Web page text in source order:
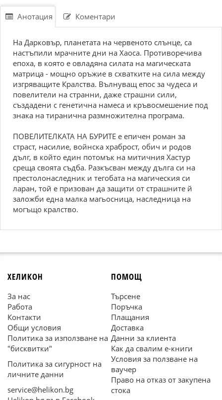
Анотация Коментари
На Дарковър, планетата на червеното слънце, са
настъпили мрачните дни на Хаоса. Противоречива
епоха, в която е овладяна силата на магическата
матрица - мощно оръжие в схватките на сила между
изгряващите Кралства. Вълнуващ епос за чудеса и
повелители на странни, даже страшни сили,
създадени с генетична намеса и кръвосмешение под
знака на тиранична размножителна програма.
ПОВЕЛИТЕЛКАТА НА БУРИТЕ е епичен роман за
страст, насилие, войнска храброст, обич и родов
дълг, в който един потомък на митичния Хастур
среща своята съдба. Разкъсван между дълга си на
престолонаследник и тегобата на магическия си
ларан, той е призован да защити от страшните й
заложби една малка магьосница, наследница на
могъщо кралство.
ХЕЛИКОН
За нас
Работа
Контакти
Общи условия
Политика за използване на
"бисквитки"
Политика за сигурност на
личните данни
service@helikon.bg
ПОМОЩ
Търсене
Поръчка
Плащания
Доставка
Данни за клиента
Как да свалим е-книги
Условия за ползване на
ваучер
Право на отказ от закупена
стока